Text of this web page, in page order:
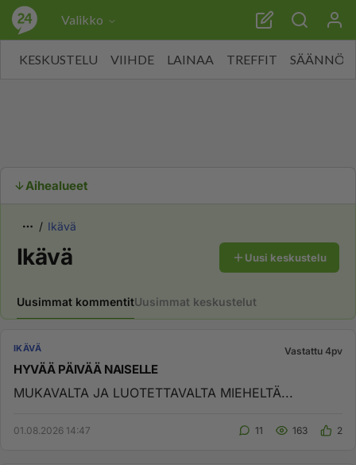
Valikko
KESKUSTELU VIIHDE LAINAA TREFFIT SÄÄNNÖT
Aihealueet
Ikävä
Ikävä Uusi keskustelu
Uusimmat kommentitUusimmat keskustelut
IKÄVÄ Vastattu 4pv
HYVÄÄ PÄIVÄÄ NAISELLE
MUKAVALTA JA LUOTETTAVALTA MIEHELTÄ...
01.08.2026 14:47 11 163 2